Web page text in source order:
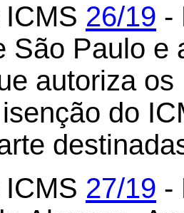
26/19 -
São Paulo e
autoriza
do
27/19 -